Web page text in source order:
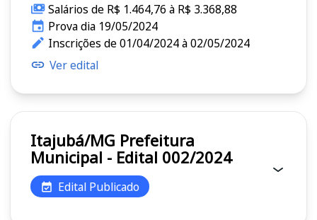
Salários de R$ 1.464,76 à R$ 3.368,88
Prova dia 19/05/2024
Inscrições de 01/04/2024 à 02/05/2024
Ver edital
Itajubá/MG Prefeitura
Municipal - Edital 002/2024
Edital Publicado